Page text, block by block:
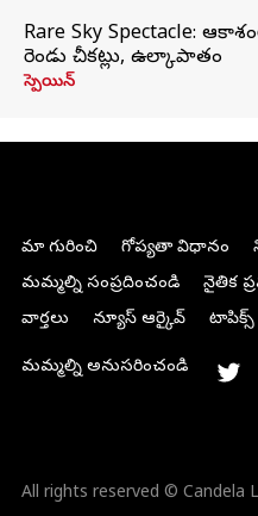
Rare Sky Spectacle:
రెండు చీకట్లు, ఉల్కాపాతం
స్పెయిన్
మా గురించి గోప్యతా విధానం
మమ్మల్ని సంప్రదించండి
నైతిక
వార్తలు
న్యూస్ ఆర్కైవ్ టాపిక్స్
మమ్మల్ని అనుసరించండి
All rights reserved © Candela